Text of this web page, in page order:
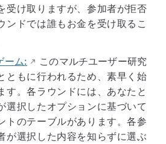
受け取りますが、参加者が拒否
ンドでは誰もお金を受け取るこ
ーム:
このマルチユーザー研究
ともに行われるため、素早く始
す。各ラウンドには、あなたと
選択したオプションに基づいて
トのテーブルがあります。各参
が選択した内容を知らずに選ぶ